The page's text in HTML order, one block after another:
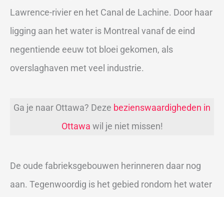
Lawrence-rivier en het Canal de Lachine. Door haar
ligging aan het water is Montreal vanaf de eind
negentiende eeuw tot bloei gekomen, als
overslaghaven met veel industrie.
Ga je naar Ottawa? Deze bezienswaardigheden in
Ottawa wil je niet missen!
De oude fabrieksgebouwen herinneren daar nog
aan. Tegenwoordig is het gebied rondom het water